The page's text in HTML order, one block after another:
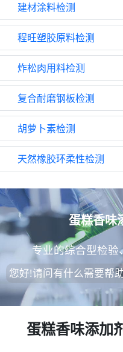
建材涂料检测
程旺塑胶原料检测
炸松肉用料检测
复合耐磨钢板检测
胡萝卜素检测
天然橡胶环柔性检测
蛋糕香味
专业的综合型检验
您好!请问有什么需要帮
蛋糕香味添加